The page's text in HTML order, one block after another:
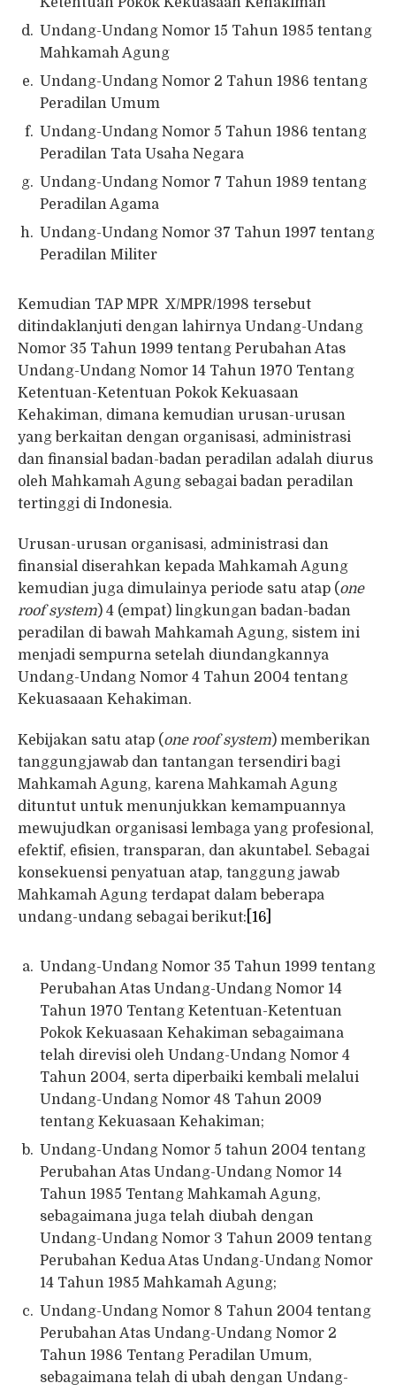
Undang-Undang Nomor 15 Tahun 1985 tentang
Mahkamah Agung
Undang-Undang Nomor 2 Tahun 1986 tentang
Peradilan Umum
Undang-Undang Nomor 5 Tahun 1986 tentang
Peradilan Tata Usaha Negara
Undang-Undang Nomor 7 Tahun 1989 tentang
Peradilan Agama
Undang-Undang Nomor 37 Tahun 1997 tentang
Peradilan Militer
Kemudian TAP MPR X/MPR/1998 tersebut
ditindaklanjuti dengan lahirnya Undang-Undang
Nomor 35 Tahun 1999 tentang Perubahan Atas
Undang-Undang Nomor 14 Tahun 1970 Tentang
Ketentuan-Ketentuan Pokok Kekuasaan
Kehakiman, dimana kemudian urusan-urusan
yang berkaitan dengan organisasi, administrasi
dan finansial badan-badan peradilan adalah diurus
oleh Mahkamah Agung sebagai badan peradilan
tertinggi di Indonesia.
Urusan-urusan organisasi, administrasi dan
finansial diserahkan kepada Mahkamah Agung
kemudian juga dimulainya periode satu atap (one
roof system) 4 (empat) lingkungan badan-badan
peradilan di bawah Mahkamah Agung, sistem ini
menjadi sempurna setelah diundangkannya
Undang-Undang Nomor 4 Tahun 2004 tentang
Kekuasaaan Kehakiman.
Kebijakan satu atap (one roof system) memberikan
tanggungjawab dan tantangan tersendiri bagi
Mahkamah Agung, karena Mahkamah Agung
dituntut untuk menunjukkan kemampuannya
mewujudkan organisasi lembaga yang profesional,
efektif, efisien, transparan, dan akuntabel. Sebagai
konsekuensi penyatuan atap, tanggung jawab
Mahkamah Agung terdapat dalam beberapa
undang-undang sebagai berikut: [16]
Undang-Undang Nomor 35 Tahun 1999 tentang
Perubahan Atas Undang-Undang Nomor 14
Tahun 1970 Tentang Ketentuan-Ketentuan
Pokok Kekuasaan Kehakiman sebagaimana
telah direvisi oleh Undang-Undang Nomor 4
Tahun 2004, serta diperbaiki kembali melalui
Undang-Undang Nomor 48 Tahun 2009
tentang Kekuasaan Kehakiman;
Undang-Undang Nomor 5 tahun 2004 tentang
Perubahan Atas Undang-Undang Nomor 14
Tahun 1985 Tentang Mahkamah Agung,
sebagaimana juga telah diubah dengan
Undang-Undang Nomor 3 Tahun 2009 tentang
Perubahan Kedua Atas Undang-Undang Nomor
14 Tahun 1985 Mahkamah Agung;
Undang-Undang Nomor 8 Tahun 2004 tentang
Perubahan Atas Undang-Undang Nomor 2
Tahun 1986 Tentang Peradilan Umum,
sebagaimana telah di ubah dengan Undang-